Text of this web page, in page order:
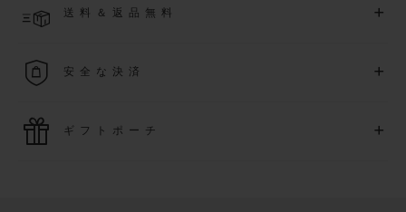
詳細を表示する
より異なる場合がございます
送料＆返品無料 +
す
安全な決済 +
ご購入は迅速で安全に処理され、お客様の個人情報は確実に
ギフトポーチ +